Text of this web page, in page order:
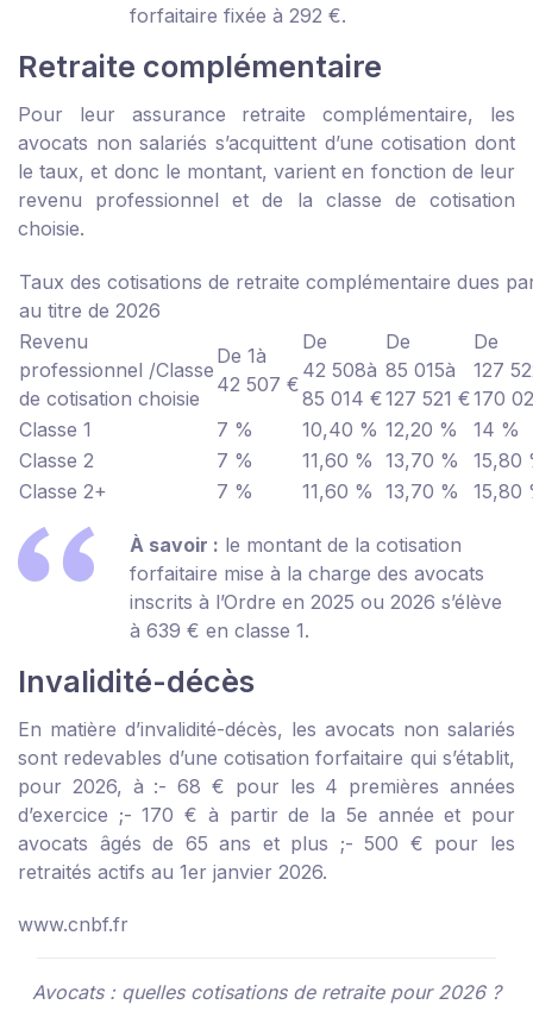
forfaitaire fixée à 292 €.
Retraite complémentaire
Pour leur assurance retraite complémentaire, les
avocats non salariés s’acquittent d’une cotisation dont
le taux, et donc le montant, varient en fonction de leur
revenu professionnel et de la classe de cotisation
choisie.
Taux des cotisations de retraite complémentaire dues
au titre de 2026
Revenu
professionnel /Classe
de cotisation choisie
De 1à
42 507 €
De
42 508à
85 014 €
De
85 015à
127 521 €
De
127
170
Classe 1
7 % 10,40 % 12,20 %
14 %
Classe 2
7 % 11,60 % 13,70 %
15,80
Classe 2+
7 % 11,60 % 13,70 % 15,80
À savoir : le montant de la cotisation
forfaitaire mise à la charge des avocats
inscrits à l’Ordre en 2025 ou 2026 s’élève
à 639 € en classe 1.
Invalidité-décès
En matière d’invalidité-décès, les avocats non salariés
sont redevables d’une cotisation forfaitaire qui s’établit,
pour 2026, à :- 68 € pour les 4 premières années
d’exercice ;- 170 € à partir de la 5e année et pour
avocats âgés de 65 ans et plus ;- 500 € pour les
retraités actifs au 1er janvier 2026.
www.cnbf.fr
Avocats : quelles cotisations de retraite pour 2026 ?